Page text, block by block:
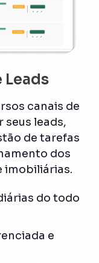
Leads
canais de
leads,
de tarefas
dos
imobiliárias.
do todo
e